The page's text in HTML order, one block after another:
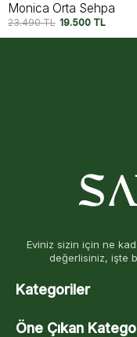
Kavala Orta Sehpa
27.490 TL 22.500
Eviniz sizin için ne
değerlisiniz, işte
Kategoriler
Öne Çıkan